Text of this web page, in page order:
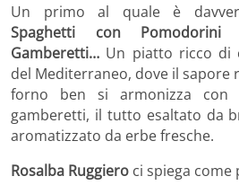
Un primo al quale è
Spaghetti con
Gamberetti… Un piatto ricco di
del Mediterraneo, dove il sapore
forno ben si armonizza
gamberetti, il tutto esaltato da
aromatizzato da erbe fresche.
Rosalba Ruggiero ci spiega